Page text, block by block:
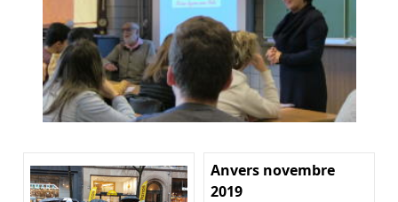
Anvers novembre
2019